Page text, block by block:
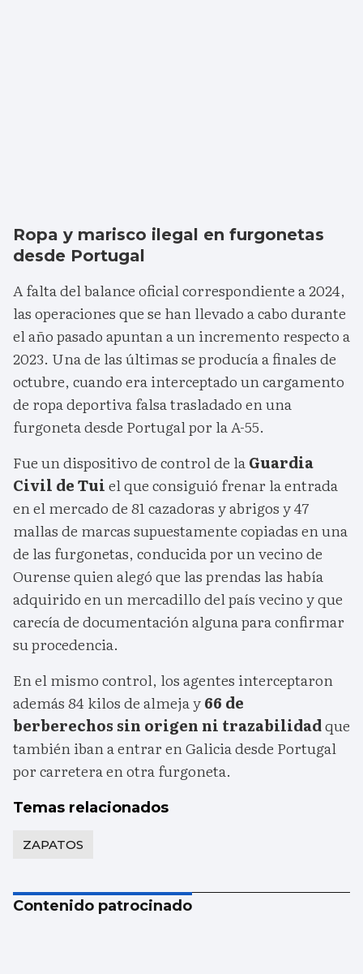
Ropa y marisco ilegal en furgonetas
desde Portugal
A falta del balance oficial correspondiente a 2024,
las operaciones que se han llevado a cabo durante
el año pasado apuntan a un incremento respecto a
2023. Una de las últimas se producía a finales de
octubre, cuando era interceptado un cargamento
de ropa deportiva falsa trasladado en una
furgoneta desde Portugal por la A-55.
Fue un dispositivo de control de laGuardia
Civil de Tuiel que consiguió frenar la entrada
en el mercado de 81 cazadoras y abrigos y 47
mallas de marcas supuestamente copiadas en una
de las furgonetas, conducida por un vecino de
Ourense quien alegó que las prendas las había
adquirido en un mercadillo del país vecino y que
carecía de documentación alguna para confirmar
su procedencia.
En el mismo control, los agentes interceptaron
además 84 kilos de almeja y66 de
berberechos sin origen ni trazabilidadque
también iban a entrar en Galicia desde Portugal
por carretera en otra furgoneta.
Temas relacionados
ZAPATOS
Contenido patrocinado